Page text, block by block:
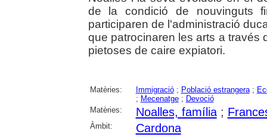
de la condició de nouvinguts
participaren de l'administració
que patrocinaren les arts a través
pietoses de caire expiatori.
Matèries: Immigració; Població estrangera;
; Mecenatge; Devoció
Matèries:
Noalles, família;
Àmbit: Cardona